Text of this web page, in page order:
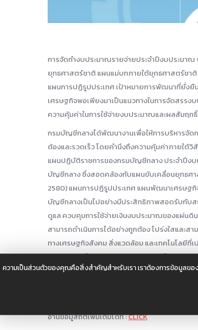
ความเป็นส่วนตัวของคุณคือสิ่งสำคัญสำหรับเรา เราต้องการข้อมูลขอ
การจัดทำงบประมาณรายจ่ายประจำปีงบประมา
ยุทธศาสตร์ชาติ แผนแม่บทภายใต้ยุทธศาสตร์ชา
แผนการปฏิรูปประเทศ เป้าหมายการพัฒนาที่ยั่ง
เศรษฐกิจพอเพียงมาเป็นแนวทางในการจัดสรร
ความคุ้มค่าในการใช้จ่ายงบประมาณและผลสัมฤ
กรมบัญชีกลางได้พัฒนางานเพื่อให้การบริหารจัดก
ต้องและรวดเร็ว โดยคำนึงถึงความคุ้มค่าภายใต้
แผนปฏิบัติราชการของกรมบัญชีกลาง ประจำปีง
บัญชีกลาง ซึ่งสอดคล้องกับแผนขับเคลื่อนยุทธศา
2580) แผนการปฏิรูปประเทศ แผนพัฒนาเศรษฐกิ
บัญชีกลางเป็นไปอย่างมีประสิทธิภาพสอดรับกับ
ดูแล ควบคุมการใช้จ่ายเงินงบประมาณของแผ่นดิ
สามารถดำเนินการได้อย่างถูกต้อง โปร่งใสและ
ทางเศรษฐกิจสังคม สิ่งแวดล้อม และเทคโนโลยีที่
สะดวก รวดเร็ว สนับสนุนการเจริญเติบโตทางเศ
ปีงบประมาณ พ.ศ. 2566 จะเป็นการรายงานในภ
ใช้จ่ายบุคลากร เพื่อให้ได้ทราบถึงสถานการณ์กา
อ่านข้อมูสถิติเพิ่มเติมได้ที่ :CLICK